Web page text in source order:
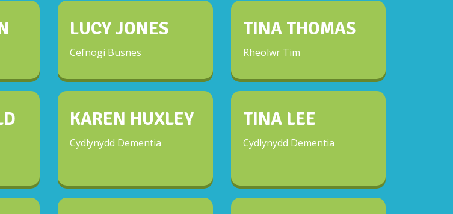
LUCY JONES
Cefnogi Busnes
TINA THOMAS
Rheolwr Tim
KAREN HUXLEY
Cydlynydd Dementia
TINA LEE
Cydlynydd Dementia